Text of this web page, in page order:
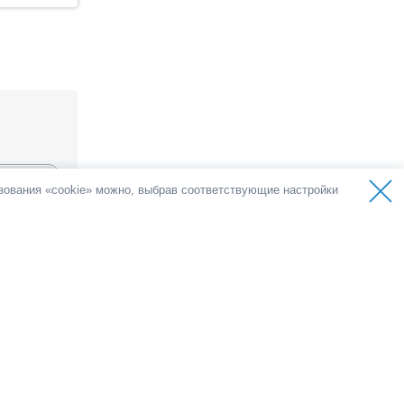
«cookie» можно, выбрав соответствующие настройки